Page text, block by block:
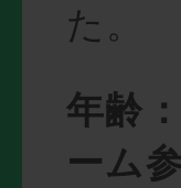
た。
年齢
ーム